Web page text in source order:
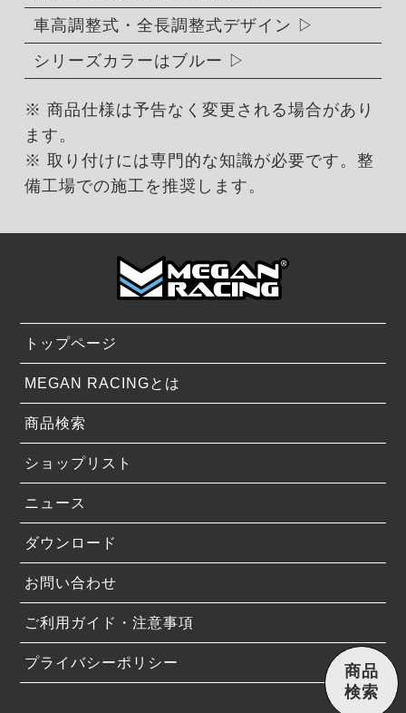
車高調整式・全長調整式デザイン
シリーズカラーはブルー
※ 商品仕様は予告なく変更される場合があり
ます。
※ 取り付けには専門的な知識が必要です。整
備工場での施工を推奨します。
トップページ
MEGAN RACINGとは
商品検索
ショップリスト
ニュース
ダウンロード
お問い合わせ
ご利用ガイド・注意事項
プライバシーポリシー
商品
検索